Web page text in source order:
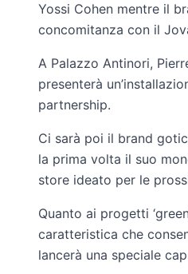
Yossi Cohen mentre il
concomitanza con il
A Palazzo Antinori,
presenterà
partnership.
Ci sarà poi il brand
la prima volta il suo
store ideato per le
Quanto ai progetti
caratteristica che
lancerà una speciale